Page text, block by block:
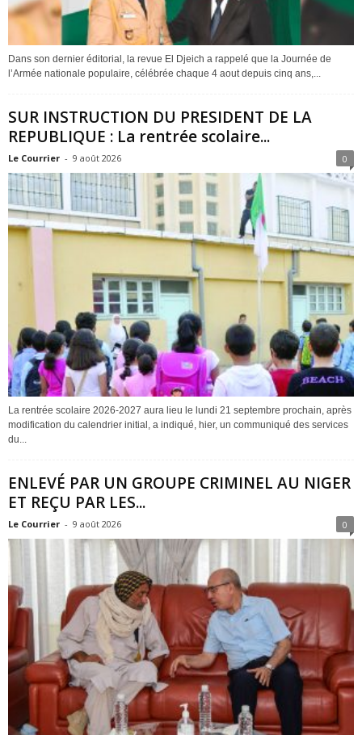
Dans son dernier éditorial, la revue El Djeich a rappelé que la Journée de
l’Armée nationale populaire, célébrée chaque 4 aout depuis cinq ans,...
SUR INSTRUCTION DU PRESIDENT DE LA
REPUBLIQUE : La rentrée scolaire...
Le Courrier - 9 août 2026 0
La rentrée scolaire 2026-2027 aura lieu le lundi 21 septembre prochain, après
modification du calendrier initial, a indiqué, hier, un communiqué des services
du...
ENLEVÉ PAR UN GROUPE CRIMINEL AU NIGER
ET REÇU PAR LES...
Le Courrier - 9 août 2026 0